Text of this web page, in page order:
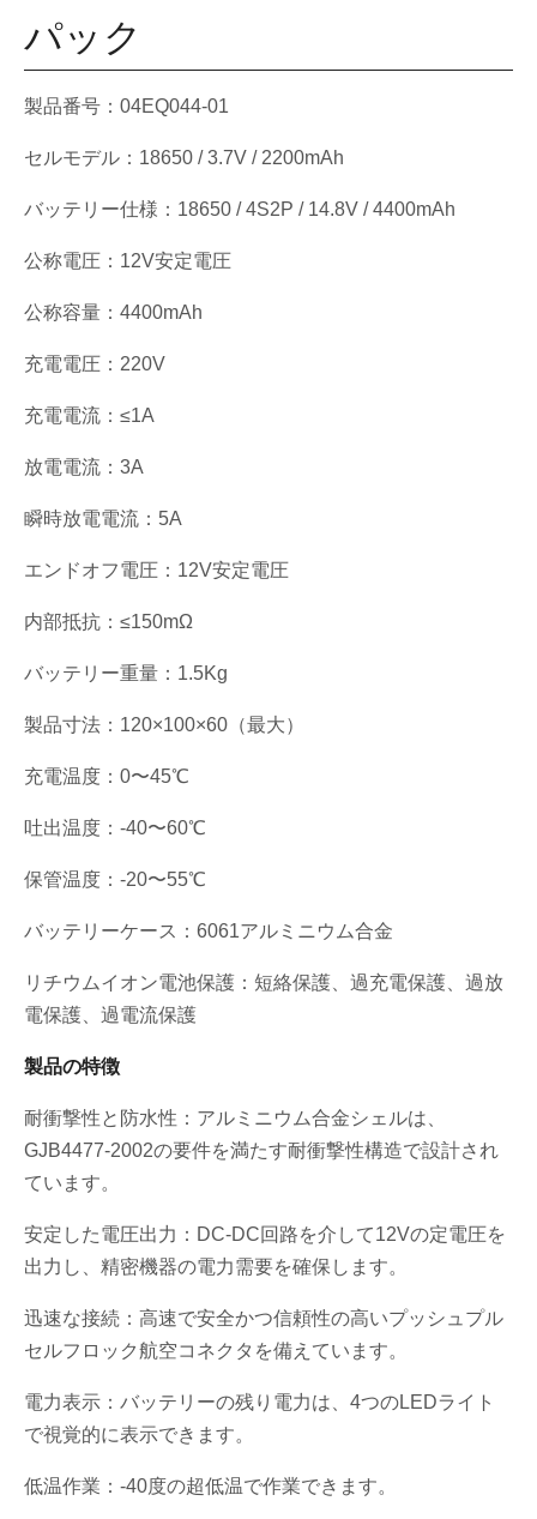
パック
製品番号：04EQ044-01
セルモデル：18650 / 3.7V / 2200mAh
バッテリー仕様：18650 / 4S2P / 14.8V / 4400mAh
公称電圧：12V安定電圧
公称容量：4400mAh
充電電圧：220V
充電電流：≤1A
放電電流：3A
瞬時放電電流：5A
エンドオフ電圧：12V安定電圧
内部抵抗：≤150mΩ
バッテリー重量：1.5Kg
製品寸法：120×100×60（最大）
充電温度：0〜45℃
吐出温度：-40〜60℃
保管温度：-20〜55℃
バッテリーケース：6061アルミニウム合金
リチウムイオン電池保護：短絡保護、過充電保護、過放
電保護、過電流保護
製品の特徴
耐衝撃性と防水性：アルミニウム合金シェルは、
GJB4477-2002の要件を満たす耐衝撃性構造で設計され
ています。
安定した電圧出力：DC-DC回路を介して12Vの定電圧を
出力し、精密機器の電力需要を確保します。
迅速な接続：高速で安全かつ信頼性の高いプッシュプル
セルフロック航空コネクタを備えています。
電力表示：バッテリーの残り電力は、4つのLEDライト
で視覚的に表示できます。
低温作業：-40度の超低温で作業できます。